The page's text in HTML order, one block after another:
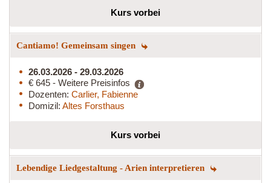
Kurs vorbei
Cantiamo! Gemeinsam singen
26.03.2026 - 29.03.2026
€ 645 - Weitere Preisinfos
Dozenten: Carlier, Fabienne
Domizil: Altes Forsthaus
Kurs vorbei
Lebendige Liedgestaltung - Arien interpretieren